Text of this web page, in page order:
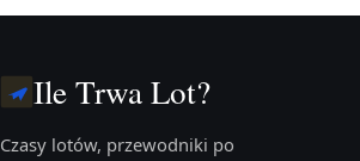
Ile Trwa Lot?
Czasy lotów, przewodniki po